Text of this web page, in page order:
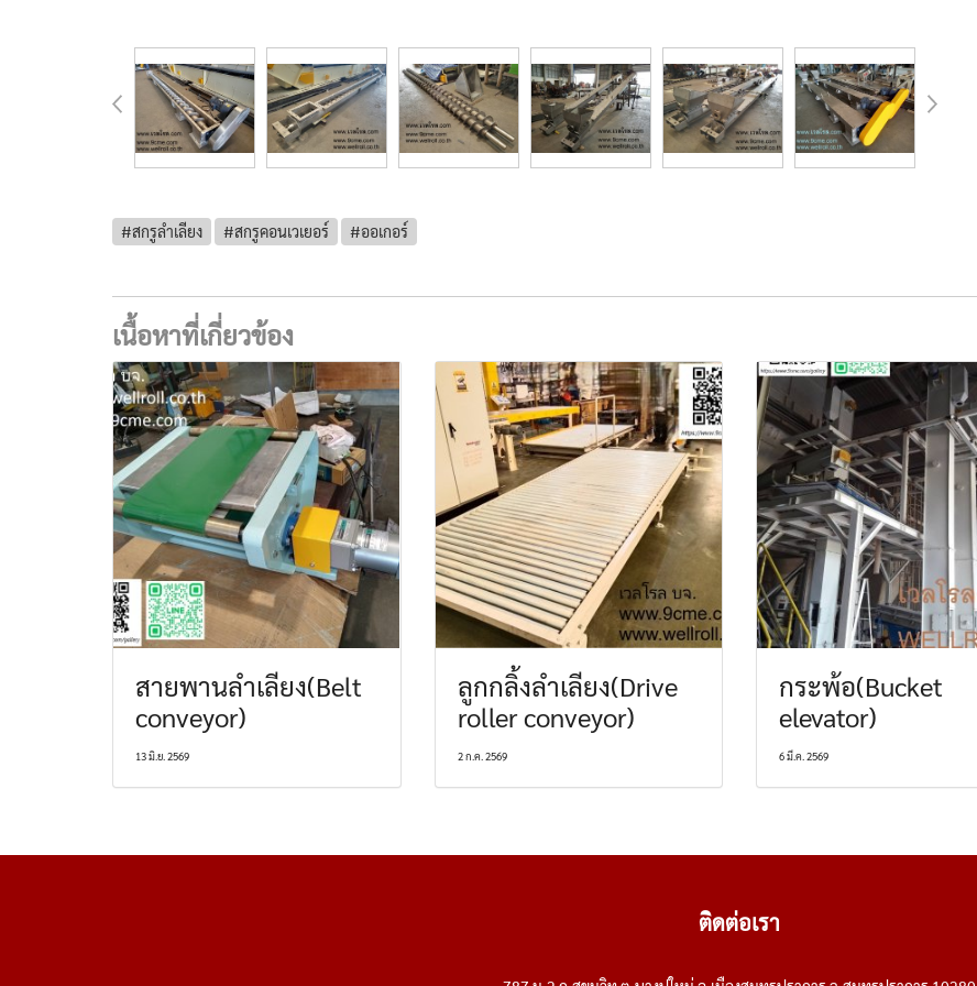
#สกรูลำเลียง #สกรูคอนเวเยอร์ #ออเกอร์
เนื้อหาที่เกี่ยวข้อง
สายพานลำเลียง(Belt
conveyor)
13 มิ.ย. 2569
ลูกกลิ้งลำเลียง(Drive
roller conveyor)
2 ก.ค. 2569
กระพ้อ(Bucket
elevator)
6 มี.ค. 2569
ติดต่อเรา